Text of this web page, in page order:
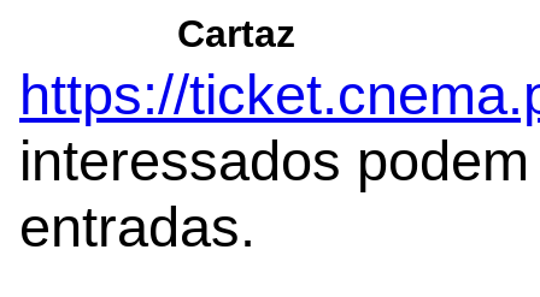
Cartaz
https://
interessados
entradas.